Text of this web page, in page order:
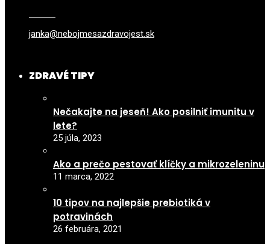
janka@nebojmesazdravojest.sk
ZDRAVÉ TIPY
Nečakajte na jeseň! Ako posilniť imunitu v
lete?
25 júla, 2023
Ako a prečo pestovať klíčky a mikrozeleninu
11 marca, 2022
10 tipov na najlepšie prebiotiká v
potravinách
26 februára, 2021